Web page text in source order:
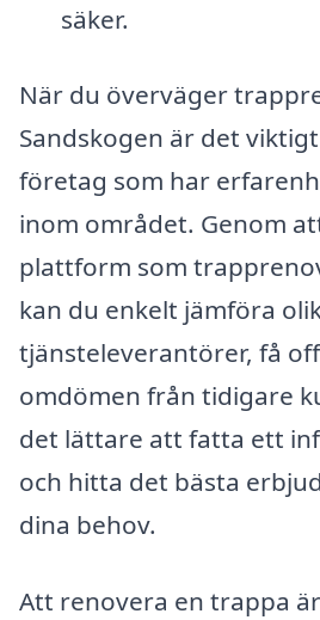
säker.
När du överväger
Sandskogen är det
företag som har
inom området. Genom
plattform som
kan du enkelt jämföra
tjänsteleverantörer, få
omdömen från tidigare
det lättare att fatta ett
och hitta det bästa
dina behov.
Att renovera en trappa